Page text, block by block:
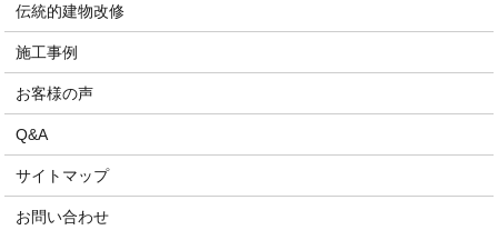
伝統的建物改修
施工事例
お客様の声
Q&A
サイトマップ
お問い合わせ